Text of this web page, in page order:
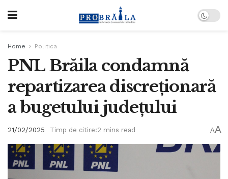
Home Politica
PNL Brăila condamnă
repartizarea discreționară
a bugetului județului
21/02/2025 Timp de citire:2 mins read AA